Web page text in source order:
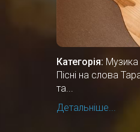
Категорія: Музика
Пісні на слова
та...
Детальніше...